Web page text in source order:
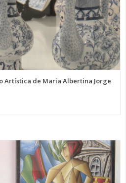
Artística de Maria Albertina Jorge